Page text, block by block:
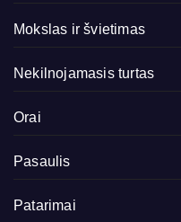
Mokslas ir švietimas
Nekilnojamasis turtas
Orai
Pasaulis
Patarimai